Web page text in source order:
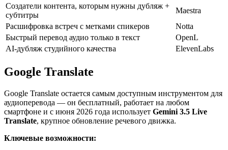
Создатели контента, которым нужны дубляж +
субтитры
Maestra
Расшифровка встреч с метками спикеров
Notta
Быстрый перевод аудио только в текст
OpenL
AI-дубляж студийного качества
ElevenLabs
Google Translate
Google Translate остается самым доступным инструментом для
аудиоперевода — он бесплатный, работает на любом
смартфоне и с июня 2026 года использует Gemini 3.5 Live
Translate, крупное обновление речевого движка.
Ключевые возможности: